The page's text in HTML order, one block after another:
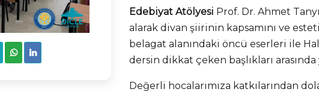
Edebiyat Atölyesi Prof. Dr. Ahmet
alarak divan şiirinin kapsamını ve
belagat alanındaki öncü eserleri ile
dersin dikkat çeken başlıkları arasında
Değerli hocalarımıza katkılarından